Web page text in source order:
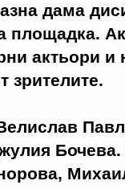
дама
площадка.
актьори и
зрителите.